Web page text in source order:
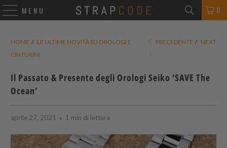
MENU 0
HOME / LE ULTIME NOVITÀ SU OROLOGI E
CINTURINI
PRECEDENTE / NEXT
Il Passato & Presente degli Orologi Seiko ‘SAVE The
Ocean’
aprile 27, 2021 1 min di lettura